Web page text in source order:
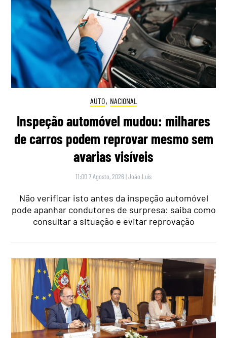
AUTO, NACIONAL
Inspeção automóvel mudou: milhares
de carros podem reprovar mesmo sem
avarias visíveis
11:00 7 Agosto, 2026 |João Luís
Não verificar isto antes da inspeção automóvel
pode apanhar condutores de surpresa: saiba como
consultar a situação e evitar reprovação